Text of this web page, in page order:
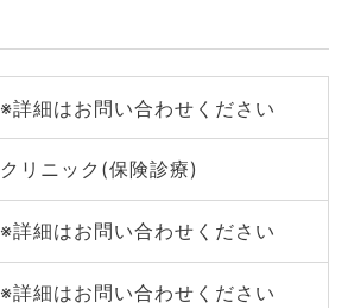
※詳細はお問い合わせください
クリニック(保険診療)
※詳細はお問い合わせください
※詳細はお問い合わせください